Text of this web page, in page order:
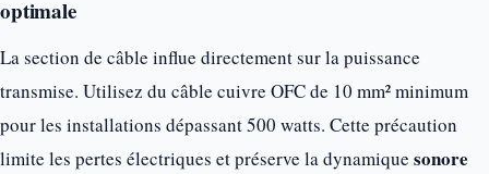
optimale
La section de câble influe directement sur la puissance
transmise. Utilisez du câble cuivre OFC de 10 mm² minimum
pour les installations dépassant 500 watts. Cette précaution
limite les pertes électriques et préserve la dynamique sonore